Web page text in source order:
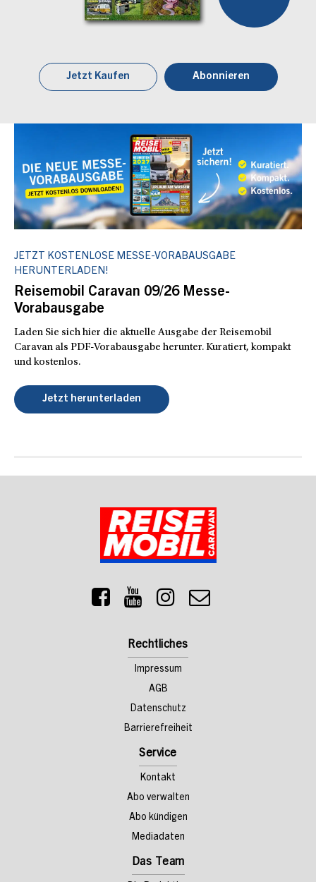
Jetzt Kaufen Abonnieren
JETZT KOSTENLOSE MESSE-VORABAUSGABE
HERUNTERLADEN!
Reisemobil Caravan 09/26 Messe-
Vorabausgabe
Laden Sie sich hier die aktuelle Ausgabe der Reisemobil
Caravan als PDF-Vorabausgabe herunter. Kuratiert, kompakt
und kostenlos.
Jetzt herunterladen
Rechtliches
Impressum
AGB
Datenschutz
Barrierefreiheit
Service
Kontakt
Abo verwalten
Abo kündigen
Mediadaten
Das Team